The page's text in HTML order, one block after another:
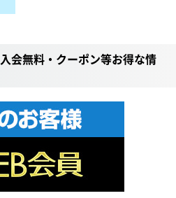
会無料・クーポン等お得な情